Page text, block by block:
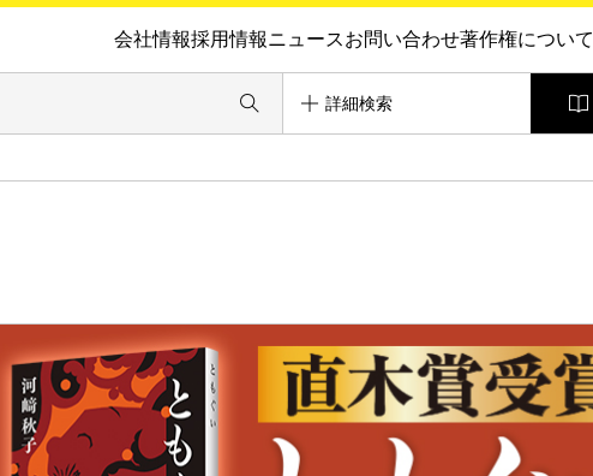
会社情報採用情報ニュースお問い合わせ著作権について
詳細検索